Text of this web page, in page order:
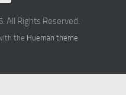
All Rights Reserved.
the Hueman theme